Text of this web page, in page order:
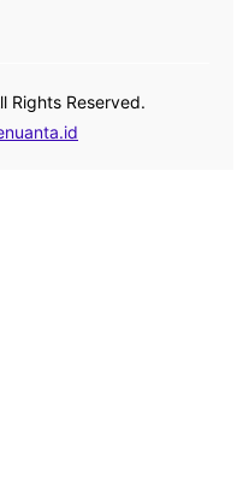
Rights Reserved.